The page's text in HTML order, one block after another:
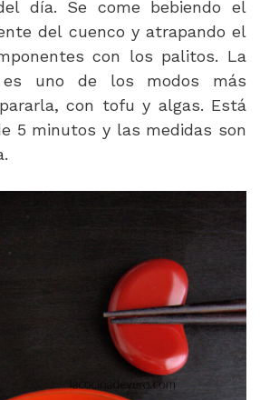
día. Se come bebiendo el
del cuenco y atrapando el
con los palitos. La
uno de los modos más
con tofu y algas. Está
5 minutos y las medidas son